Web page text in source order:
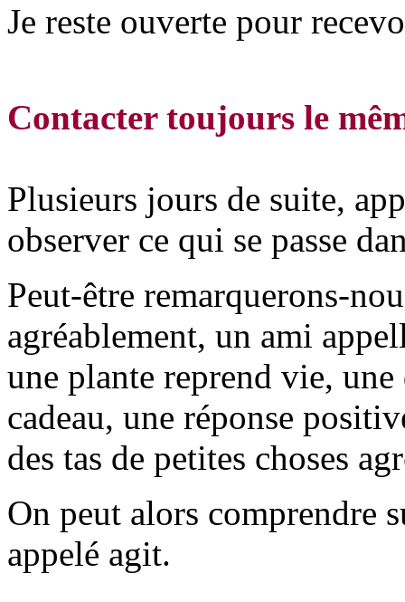
Je reste ouverte pour
Contacter toujours le
Plusieurs jours de suite,
observer ce qui se passe
Peut-être remarquerons-
agréablement, un ami
une plante reprend vie,
cadeau, une réponse
des tas de petites choses
On peut alors comprendre
appelé agit.